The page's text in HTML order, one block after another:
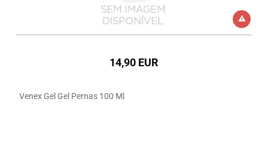
14,90 EUR
Venex Gel Gel Pernas 100 Ml